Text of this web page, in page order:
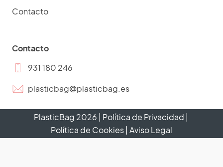
Contacto
Contacto
931 180 246
plasticbag@plasticbag.es
PlasticBag 2026 Política de Privacidad
Política de Cookies Aviso Legal